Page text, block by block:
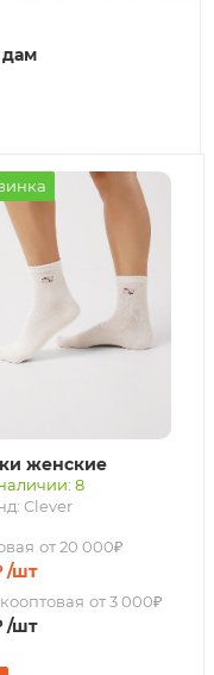
женские
8
Clever
от 20 000₽
/шт
от 3 000₽
/шт